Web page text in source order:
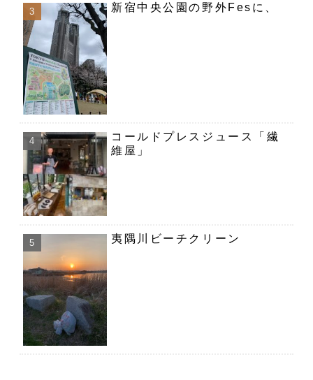
新宿中央公園の野外Fesに、
コールドプレスジュース「繊
維屋」
夷隅川ビーチクリーン